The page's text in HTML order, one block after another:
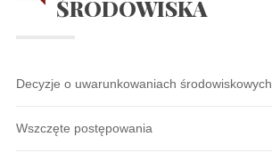
ŚRODOWISKA
Decyzje o uwarunkowaniach środowiskowych
Wszczęte postępowania